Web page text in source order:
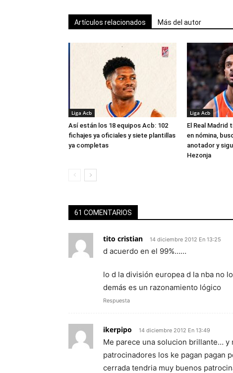
Artículos relacionados Más del autor
Liga Acb
Así están los 18 equipos Acb: 102
fichajes ya oficiales y siete plantillas
ya completas
Liga Acb
El Real Madrid
en nómina,
anotador y
Hezonja
61 COMENTARIOS
tito cristian 14 diciembre 2012 En 13:25
d acuerdo en el 99%……
lo d la división europea d la nba no
demás es un razonamiento lógico
Respuesta
ikerpipo 14 diciembre 2012 En 13:49
Me parece una solucion brillante… y
patrocinadores los ke pagan pagan
cerrada tendria muy buenos